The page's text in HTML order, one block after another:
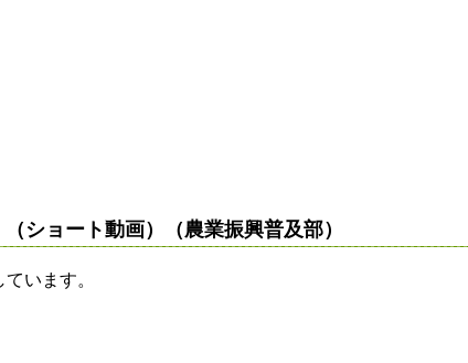
ショート動画）（農業振興普及部）
います。